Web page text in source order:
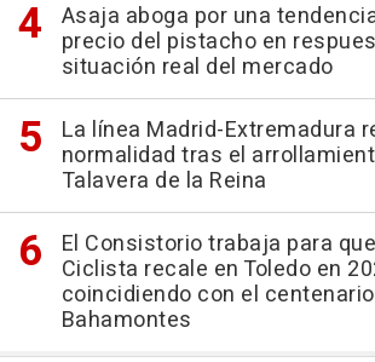
Asaja aboga por una
precio del pistacho en
situación real del mercado
La línea Madrid-Extremadura
normalidad tras el
Talavera de la Reina
El Consistorio trabaja para
Ciclista recale en Toledo en
coincidiendo con el
Bahamontes